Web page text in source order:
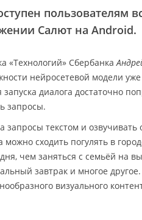
пользователям
Салют на Android.
«Технологий» Сбербанка
нейросетевой модели уже
диалога достаточно
запросы.
текстом и озвучивать
сходить погулять в
чем заняться с семьёй на
завтрак и многое
визуального